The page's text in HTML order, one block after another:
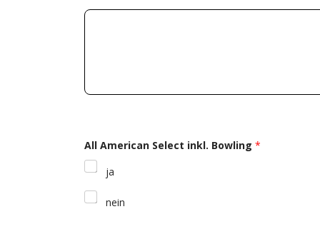
All American Select inkl. Bowling *
ja
nein